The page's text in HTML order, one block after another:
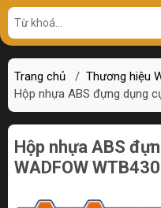
Trang chủ / Thương hiệu
Hộp nhựa ABS đựng dụng
Giá bán
Hộp nhựa ABS
WADFOW